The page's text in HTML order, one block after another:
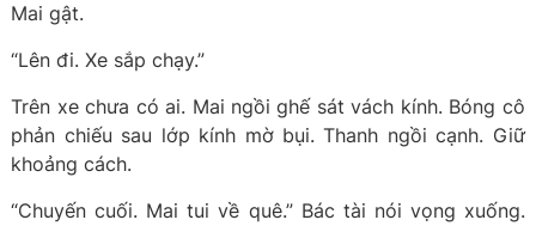
Mai gật.
“Lên đi. Xe sắp chạy.”
Trên xe chưa có ai. Mai ngồi ghế sát vách kính. Bóng cô
phản chiếu sau lớp kính mờ bụi. Thanh ngồi cạnh. Giữ
khoảng cách.
“Chuyến cuối. Mai tui về quê.” Bác tài nói vọng xuống.